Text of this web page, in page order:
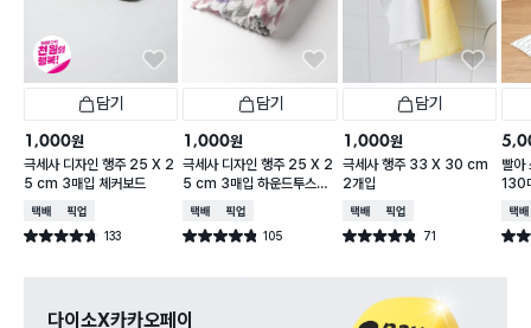
담기
1,000원
극세사 디자인 행주 25 X 2
5 cm 3매입 체커보드
택배배송매장픽업
별점 4.7점 133
건 작성
담기
1,000원
극세사 디자인 행주 25 X 2
5 cm 3매입 하운드투스체
크
택배배송매장픽업
별점 4.8점 105
건 작성
담기
1,000원
극세사 행주 33 X 30 cm
2개입
택배배송매장픽업
별점 4.8점 71
건 작성
빨
130
택배
별점
다이소X카카오페이